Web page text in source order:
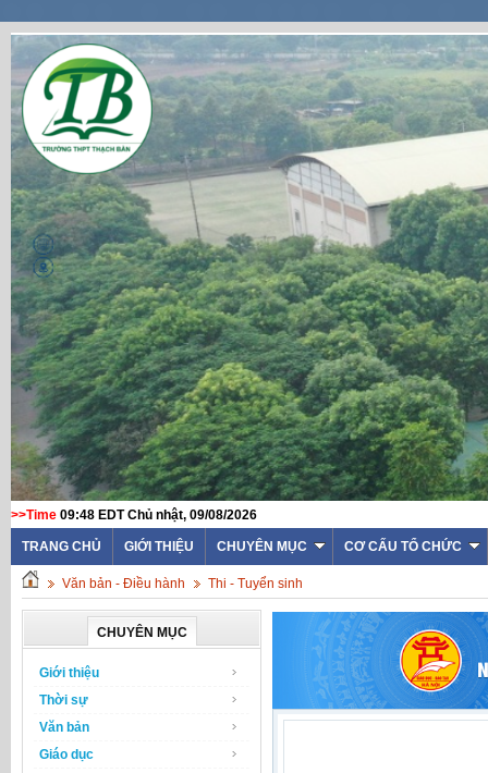
>>Time 09:48 EDT Chủ nhật, 09/08/2026
TRANG CHỦ GIỚI THIỆU CHUYÊN MỤC CƠ CẤU TỔ CHỨC
Văn bản - Điều hành Thi - Tuyển sinh
CHUYÊN MỤC
Giới thiệu
Thời sự
Văn bản
Giáo dục